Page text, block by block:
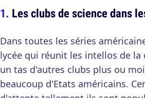
Les clubs de science dans
Dans toutes les séries
lycée qui réunit les intellos de la
un tas d'autres clubs plus ou
beaucoup d'Etats américains.